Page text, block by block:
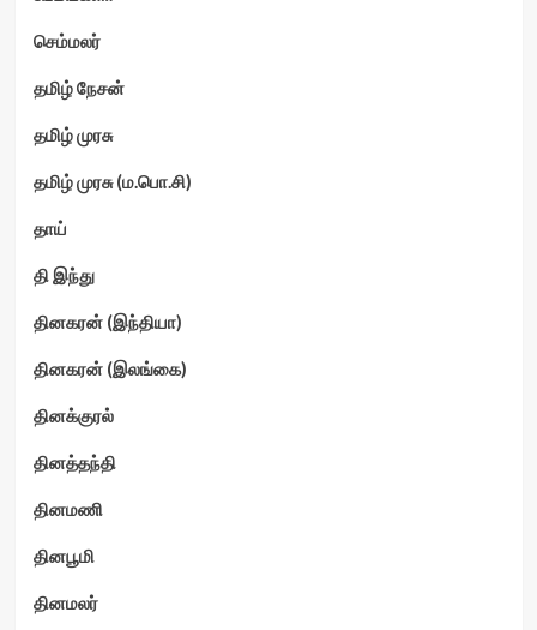
செம்மலர்
தமிழ் நேசன்
தமிழ் முரசு
தமிழ் முரசு (ம.பொ.சி)
தாய்
தி இந்து
தினகரன் (இந்தியா)
தினகரன் (இலங்கை)
தினக்குரல்
தினத்தந்தி
தினமணி
தினபூமி
தினமலர்